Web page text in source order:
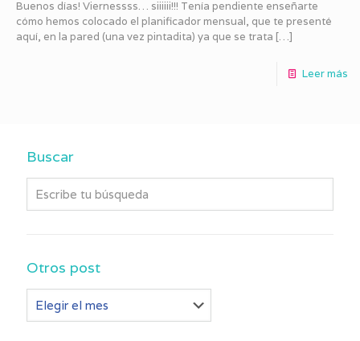
Buenos días! Viernessss… siiiiii!!! Tenía pendiente enseñarte
cómo hemos colocado el planificador mensual, que te presenté
aquí, en la pared (una vez pintadita) ya que se trata […]
Leer más
Buscar
Otros post
post